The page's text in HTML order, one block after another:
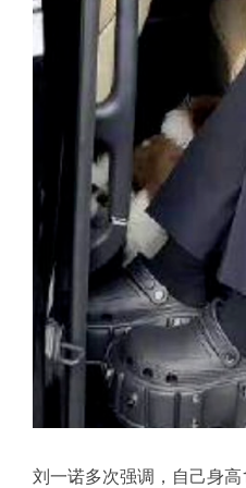
刘一诺多次强调，自己身